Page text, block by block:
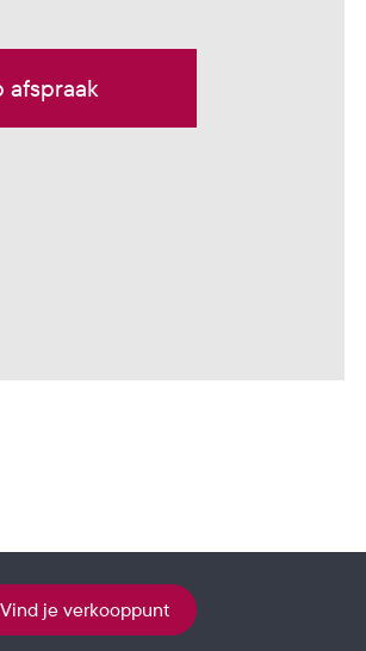
afspraak
je verkooppunt